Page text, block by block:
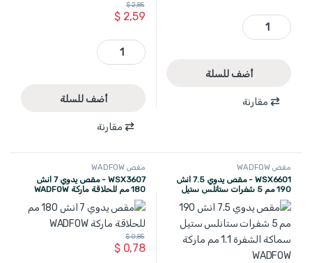
WSX1618 - مقص كهربائي 8 انش 200 مم ستانلس ستيل WADFOW quantity
أضف للسلة
مقارنة
$2,59
$2,85
WSX1605 - مقص يدوي 9 انش 275 مم سماكة الشفرة 3 مم ماركة WADFOW quantity
أضف للسلة
مقارنة
مقص WADFOW
WSX6601 - مقص يدوي 7.5 انش
190 مم 5 شفرات ستانلس ستيل
WADFOW
مقص WADFOW
WSX3607 - مقص يدوي 7 انش
180 مم للحلاقة ماركة WADFOW
$0,78
$0,85